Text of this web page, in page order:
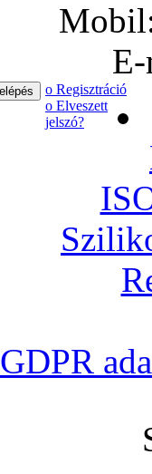
ο Regisztráció
ο Elveszett
jelszó?
GDPR